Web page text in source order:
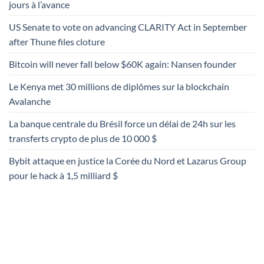
jours à l’avance
US Senate to vote on advancing CLARITY Act in September
after Thune files cloture
Bitcoin will never fall below $60K again: Nansen founder
Le Kenya met 30 millions de diplômes sur la blockchain
Avalanche
La banque centrale du Brésil force un délai de 24h sur les
transferts crypto de plus de 10 000 $
Bybit attaque en justice la Corée du Nord et Lazarus Group
pour le hack à 1,5 milliard $